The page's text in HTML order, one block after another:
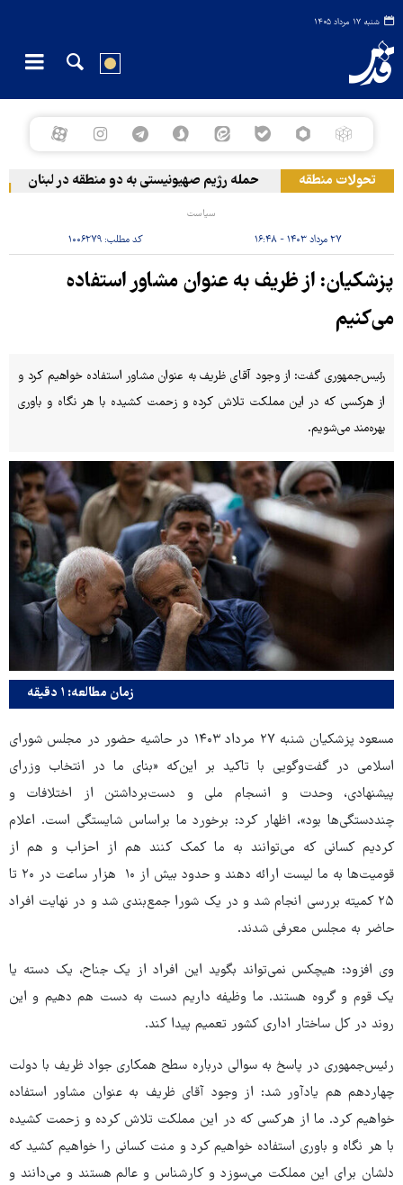
شنبه ۱۷ مرداد ۱۴۰۵
تحولات منطقه حمله رژیم صهیونیستی به دو منطقه در لبنان
سیاست
۲۷ مرداد ۱۴۰۳ - ۱۶:۴۸ کد مطلب:۱۰۰۶۲۷۹
پزشکیان: از ظریف به عنوان مشاور استفاده
می‌کنیم
رئیس‌جمهوری گفت: از وجود آقای ظریف به عنوان مشاور استفاده خواهیم کرد و
از هرکسی که در این مملکت تلاش کرده و زحمت کشیده با هر نگاه و باوری
بهره‌مند می‌شویم.
زمان مطالعه: ۱ دقیقه
مسعود پزشکیان شنبه ۲۷ مرداد ۱۴۰۳ در حاشیه حضور در مجلس شورای
اسلامی در گفت‌وگویی با تاکید بر این‌که «بنای ما در انتخاب وزرای
پیشنهادی، وحدت و انسجام ملی و دست‌برداشتن از اختلافات و
چنددستگی‌ها بود»، اظهار کرد: برخورد ما براساس شایستگی است. اعلام
کردیم کسانی که می‌توانند به ما کمک کنند هم از احزاب و هم از
قومیت‌ها به ما لیست ارائه دهند و حدود بیش از ۱۰ هزار ساعت در ۲۰ تا
۲۵ کمیته بررسی انجام شد و در یک شورا جمع‌بندی شد و در نهایت افراد
حاضر به مجلس معرفی شدند.
وی افزود: هیچکس نمی‌تواند بگوید این افراد از یک جناح، یک دسته یا
یک قوم و گروه هستند. ما وظیفه داریم دست به دست هم دهیم و این
روند در کل ساختار اداری کشور تعمیم پیدا کند.
رئیس‌جمهوری در پاسخ به سوالی درباره سطح همکاری جواد ظریف با دولت
چهاردهم هم یادآور شد: از وجود آقای ظریف به عنوان مشاور استفاده
خواهیم کرد. ما از هرکسی که در این مملکت تلاش کرده و زحمت کشیده
با هر نگاه و باوری استفاده خواهیم کرد و منت کسانی را خواهیم کشید که
دلشان برای این مملکت می‌سوزد و کارشناس و عالم هستند و می‌دانند و